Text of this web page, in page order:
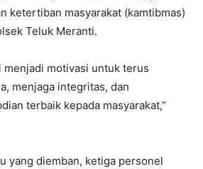
ketertiban masyarakat (kamtibmas)
Teluk Meranti.
menjadi motivasi untuk terus
menjaga integritas, dan
terbaik kepada masyarakat,”
yang diemban, ketiga personel